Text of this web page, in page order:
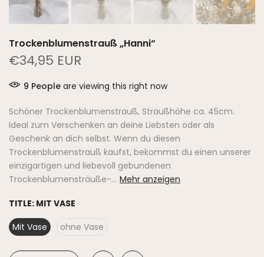
Trockenblumenstrauß „Hanni“
€34,95 EUR
9 People are viewing this right now
Schöner Trockenblumenstrauß, Straußhöhe ca. 45cm.
Ideal zum Verschenken an deine Liebsten oder als
Geschenk an dich selbst. Wenn du diesen
Trockenblumenstrauß kaufst, bekommst du einen unserer
einzigartigen und liebevoll gebundenen
Trockenblumensträuße-... Mehr anzeigen
TITLE: MIT VASE
Mit Vase
ohne Vase